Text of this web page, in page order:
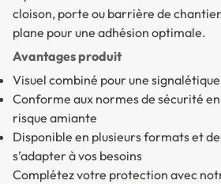
cloison, porte ou barrière de
plane pour une adhésion optimale.
Avantages produit
Visuel combiné pour une
Conforme aux normes de sécurité
risque amiante
Disponible en plusieurs formats et
s’adapter à vos besoins
Complétez votre protection avec